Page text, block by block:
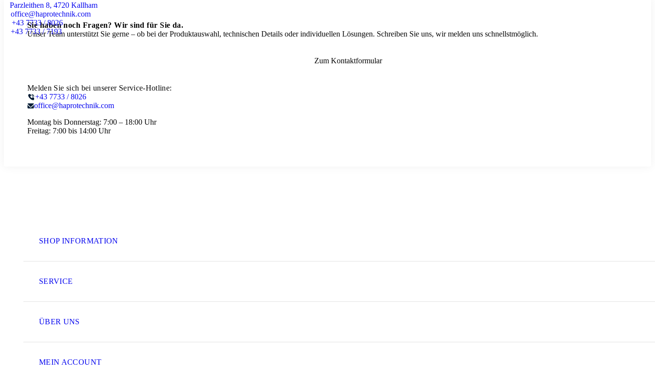
Parzleithen 8, 4720 Kallham
office@haprotechnik.com
+43 7733 / 8026
+43 7733 / 7193
Sie haben noch Fragen? Wir sind für Sie da.
Unser Team unterstützt Sie gerne – ob bei der Produktauswahl, technischen Details oder individuellen Lösungen. Schreiben Sie uns, wir melden uns schnellstmöglich.
Zum Kontaktformular
Melden Sie sich bei unserer Service-Hotline:
+43 7733 / 8026
office@haprotechnik.com
Montag bis Donnerstag: 7:00 – 18:00 Uhr
Freitag: 7:00 bis 14:00 Uhr
SHOP INFORMATION
SERVICE
ÜBER UNS
MEIN ACCOUNT